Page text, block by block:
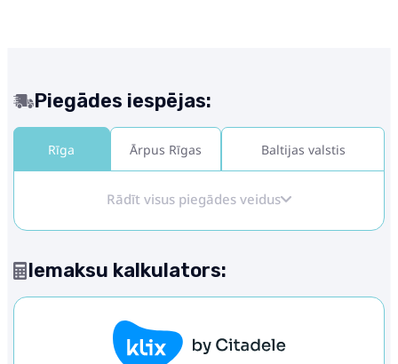
Piegādes iespējas:
Rīga Ārpus Rīgas Baltijas valstis
Rādīt visus piegādes veidus
Iemaksu kalkulators: